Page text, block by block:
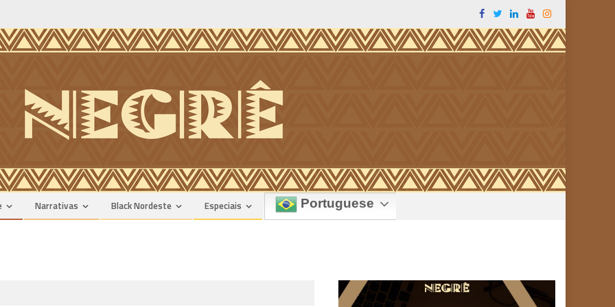
Narrativas Black Nordeste Especiais Portuguese